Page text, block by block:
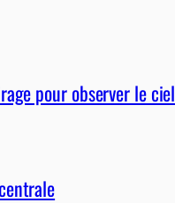
pour observer le ciel